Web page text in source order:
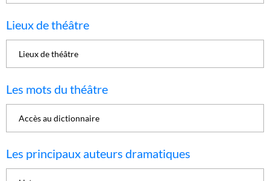
Lieux de théâtre
Lieux de théâtre
Les mots du théâtre
Accès au dictionnaire
Les principaux auteurs dramatiques